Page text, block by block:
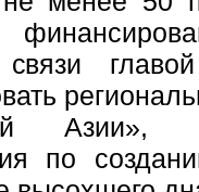
Азии»,
по